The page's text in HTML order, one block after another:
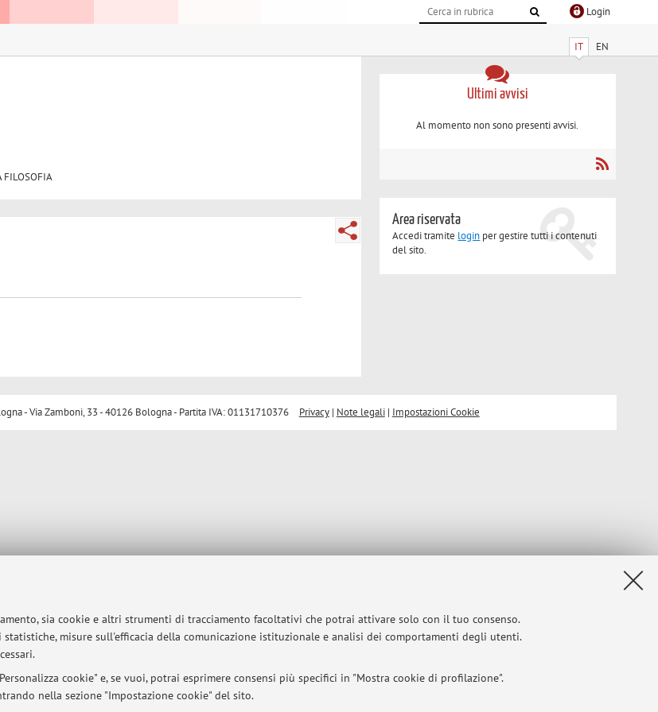
sia cookie e altri strumenti di tracciamento facoltativi che potrai attivare solo con il tuo consenso.
misure sull'efficacia della comunicazione istituzionale e analisi dei comportamenti degli utenti.
cookie" e, se vuoi, potrai esprimere consensi più specifici in "Mostra cookie di profilazione".
nella sezione "Impostazione cookie" del sito.
Login
IT EN
Ultimi avvisi
Al momento non sono presenti avvisi.
Area riservata
Accedi tramite login per gestire tutti i contenuti
del sito.
- Via Zamboni, 33 - 40126 Bologna - Partita IVA: 01131710376 Privacy| Note legali| Impostazioni Cookie